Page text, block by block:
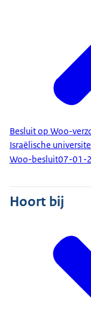
Besluit op Woo-
Israëlische
Woo-besluit07-01-
Hoort bij